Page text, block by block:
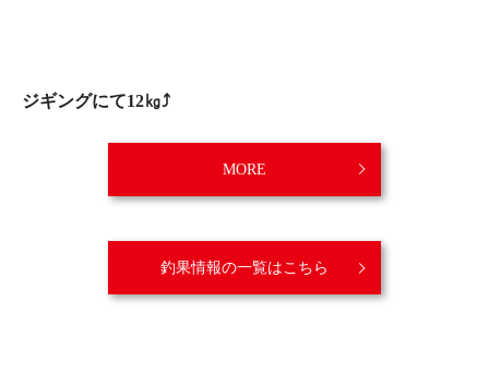
ジギングにて12㎏⤴️
MORE
釣果情報の一覧はこちら